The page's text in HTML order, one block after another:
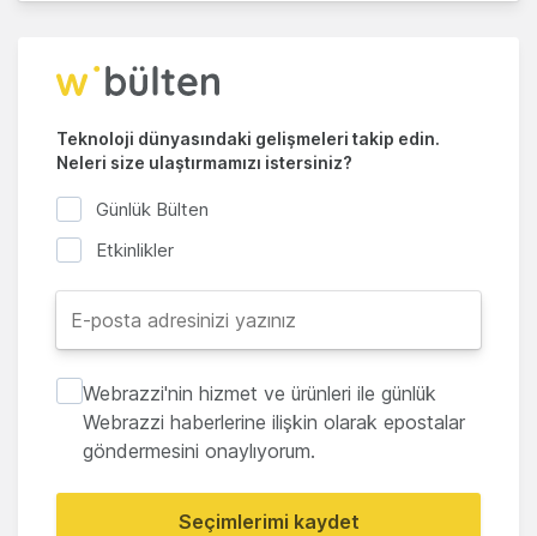
Teknoloji dünyasındaki gelişmeleri takip edin.
Neleri size ulaştırmamızı istersiniz?
Günlük Bülten
Etkinlikler
Webrazzi'nin hizmet ve ürünleri ile günlük
Webrazzi haberlerine ilişkin olarak epostalar
göndermesini onaylıyorum.
Seçimlerimi kaydet